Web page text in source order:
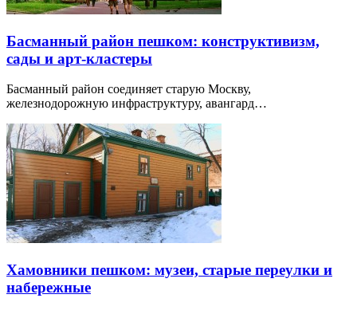
Басманный район пешком: конструктивизм,
сады и арт-кластеры
Басманный район соединяет старую Москву,
железнодорожную инфраструктуру, авангард…
Хамовники пешком: музеи, старые переулки и
набережные